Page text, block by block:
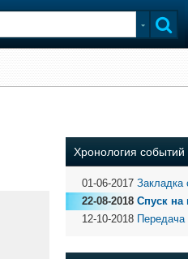
Хронология событий
01-06-2017
22-08-2018 Спуск
12-10-2018